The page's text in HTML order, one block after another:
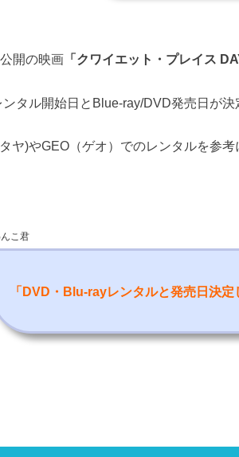
開の映画 「クワイエット・プレイス
タル開始日とBlue-ray/DVD発売日が決
ヤ)やGEO（ゲオ）でのレンタルを参考
こ君
「DVD・Blu-rayレンタルと発売日決定